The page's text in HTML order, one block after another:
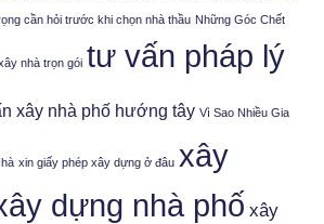
cần hỏi trước khi chọn nhà thầu Những Góc Chết
nhà trọn gói tư vấn pháp lý
xây nhà phố hướng tây Vì Sao Nhiều Gia
xin giấy phép xây dựng ở đâu xây
dựng nhà phố xây